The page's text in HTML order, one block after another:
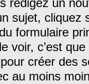
rédigez un
sujet, cliquez
formulaire
voir, c’est
créer des
au moins